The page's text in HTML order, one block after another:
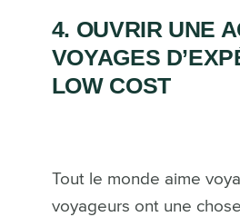
4. OUVRIR UNE
VOYAGES
LOW COST
Tout le monde aime
voyageurs ont une